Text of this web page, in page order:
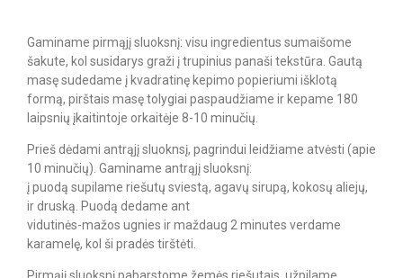
Gaminame pirmąjį sluoksnį: visu ingredientus sumaišome
šakute, kol susidarys graži į trupinius panaši tekstūra. Gautą
masę sudedame į kvadratinę kepimo popieriumi išklotą
formą, pirštais masę tolygiai paspaudžiame ir kepame 180
laipsnių įkaitintoje orkaitėje 8-10 minučių.
Prieš dėdami antrąjį sluoknsį, pagrindui leidžiame atvėsti (apie
10 minučių). Gaminame antrąjį sluoksnį:
į puodą supilame riešutų sviestą, agavų sirupą, kokosų aliejų,
ir druską. Puodą dedame ant
vidutinės-mažos ugnies ir maždaug 2 minutes verdame
karamelę, kol ši pradės tirštėti.